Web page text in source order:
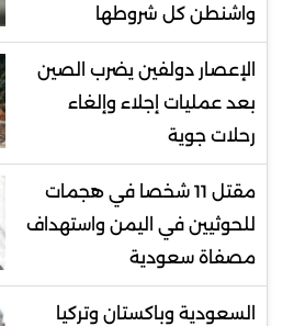
واشنطن كل شروطها
الإعصار دولفين يضرب الصين
بعد عمليات إجلاء وإلغاء
رحلات جوية
مقتل 11 شخصا في هجمات
للحوثيين في اليمن واستهداف
مصفاة سعودية
السعودية وباكستان وتركيا